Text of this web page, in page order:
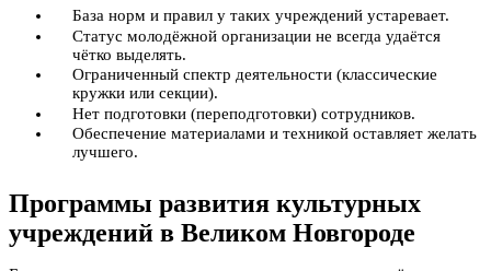
База норм и правил у таких учреждений устаревает.
Статус молодёжной организации не всегда удаётся
чётко выделять.
Ограниченный спектр деятельности (классические
кружки или секции).
Нет подготовки (переподготовки) сотрудников.
Обеспечение материалами и техникой оставляет желать
лучшего.
Программы развития культурных
учреждений в Великом Новгороде